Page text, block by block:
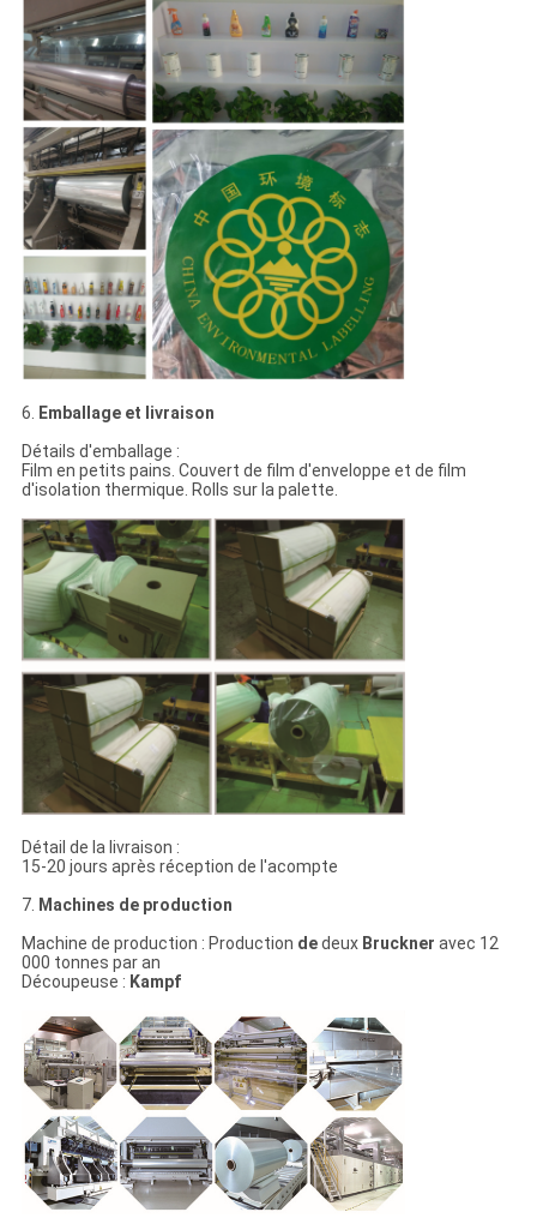
6.
Emballage et livraison
Détails d'emballage :
Film en petits pains. Couvert de film d'enveloppe et de film
d'isolation thermique. Rolls sur la palette.
Détail de la livraison :
15-20 jours après réception de l'acompte
7. Machines de production
Machine de production : Production dedeux Bruckner avec 12
000 tonnes par an
Découpeuse : Kampf